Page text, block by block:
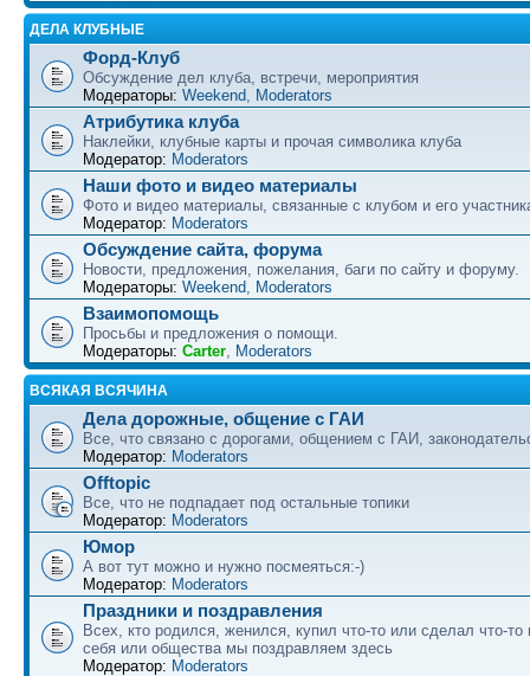
ДЕЛА КЛУБНЫЕ
Форд-Клуб
Обсуждение дел клуба, встречи, мероприятия
Модераторы: Weekend Moderators
Атрибутика клуба
Наклейки, клубные карты и прочая символика клуба
Модератор: Moderators
Наши фото и видео материалы
Фото и видео материалы, связанные с клубом и его
Модератор: Moderators
Обсуждение сайта, форума
Новости, предложения, пожелания, баги по сайту и форуму.
Модераторы: Weekend Moderators
Взаимопомощь
Просьбы и предложения о помощи.
Модераторы: Carter Moderators
ВСЯКАЯ ВСЯЧИНА
Дела дорожные, общение с ГАИ
Все, что связано с дорогами, общением с ГАИ,
Модератор: Moderators
Offtopic
Все, что не подпадает под остальные топики
Модератор: Moderators
Юмор
А вот тут можно и нужно посмеяться:-)
Модератор: Moderators
Праздники и поздравления
Всех, кто родился, женился, купил что-то или сделал что-то
себя или общества мы поздравляем здесь
Модератор: Moderators